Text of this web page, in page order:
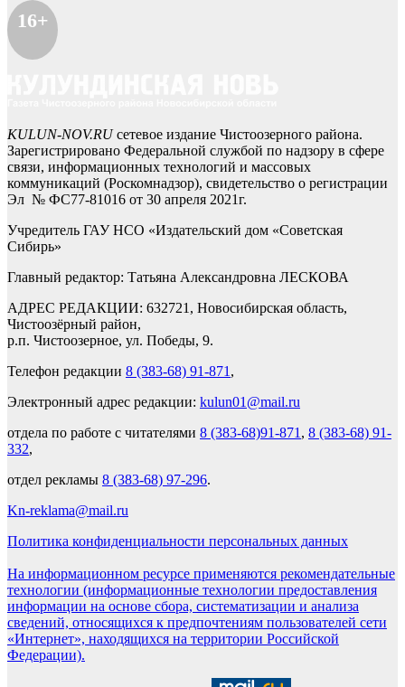
16+
KULUN-NOV.RUсетевое издание Чистоозерного района.
Зарегистрировано Федеральной службой по надзору в сфере
связи, информационных технологий и массовых
коммуникаций (Роскомнадзор), свидетельство о регистрации
Эл № ФС77-81016 от 30 апреля 2021г.
Учредитель ГАУ НСО «Издательский дом «Советская
Сибирь»
Главный редактор: Татьяна Александровна ЛЕСКОВА
АДРЕС РЕДАКЦИИ: 632721, Новосибирская область,
Чистоозёрный район,
р.п. Чистоозерное, ул. Победы, 9.
Телефон редакции 8 (383-68) 91-871 ,
Электронный адрес редакции: kulun01@mail.ru
отдела по работе с читателями 8 (383-68)91-871 , 8 (383-68) 91-
332,
отдел рекламы 8 (383-68) 97-296.
Kn-reklama@mail.ru
Политика конфиденциальности персональных данных
На информационном ресурсе применяются рекомендательные
технологии (информационные технологии предоставления
информации на основе сбора, систематизации и анализа
сведений, относящихся к предпочтениям пользователей сети
«Интернет», находящихся на территории Российской
Федерации).